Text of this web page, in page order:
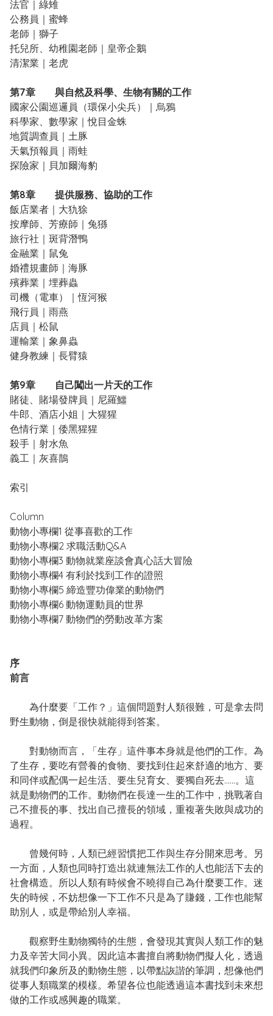
法官｜綠雉
公務員｜蜜蜂
老師｜獅子
托兒所、幼稚園老師｜皇帝企鵝
清潔業｜老虎
第7章 與自然及科學、生物有關的工作
國家公園巡邏員（環保小尖兵）｜烏鴉
科學家、數學家｜悅目金蛛
地質調查員｜土豚
天氣預報員｜雨蛙
探險家｜貝加爾海豹
第8章 提供服務、協助的工作
飯店業者｜大犰狳
按摩師、芳療師｜兔猻
旅行社｜斑背潛鴨
金融業｜鼠兔
婚禮規畫師｜海豚
殯葬業｜埋葬蟲
司機（電車）｜恆河猴
飛行員｜雨燕
店員｜松鼠
運輸業｜象鼻蟲
健身教練｜長臂猿
第9章 自己闖出一片天的工作
賭徒、賭場發牌員｜尼羅鱷
牛郎、酒店小姐｜大猩猩
色情行業｜倭黑猩猩
殺手｜射水魚
義工｜灰喜鵲
索引
Column
動物小專欄1 從事喜歡的工作
動物小專欄2 求職活動Q&A
動物小專欄3 動物就業座談會真心話大冒險
動物小專欄4 有利於找到工作的證照
動物小專欄5 締造豐功偉業的動物們
動物小專欄6 動物運動員的世界
動物小專欄7 動物們的勞動改革方案
序
前言
為什麼要「工作？」這個問題對人類很難，可是拿去問
野生動物，倒是很快就能得到答案。
對動物而言，「生存」這件事本身就是他們的工作。為
了生存，要吃有營養的食物、要找到住起來舒適的地方、要
和同伴或配偶一起生活、要生兒育女、要獨自死去……。這
就是動物們的工作。動物們在長達一生的工作中，挑戰著自
己不擅長的事、找出自己擅長的領域，重複著失敗與成功的
過程。
曾幾何時，人類已經習慣把工作與生存分開來思考。另
一方面，人類也同時打造出就連無法工作的人也能活下去的
社會構造。所以人類有時候會不曉得自己為什麼要工作。迷
失的時候，不妨想像一下工作不只是為了賺錢，工作也能幫
助別人，或是帶給別人幸福。
觀察野生動物獨特的生態，會發現其實與人類工作的魅
力及辛苦大同小異。因此這本書擅自將動物們擬人化，透過
就我們印象所及的動物生態，以帶點詼諧的筆調，想像他們
從事人類職業的模樣。希望各位也能透過這本書找到未來想
做的工作或感興趣的職業。